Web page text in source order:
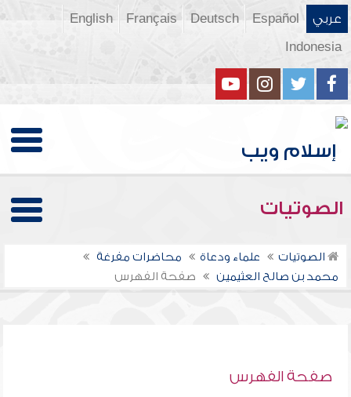
عربي Español
Deutsch
Français
English
Indonesia
الصوتيات
الصوتيات علماء ودعاة
محاضرات مفرغة
محمد بن صالح العثيمين
صفحة الفهرس
صفحة الفهرس